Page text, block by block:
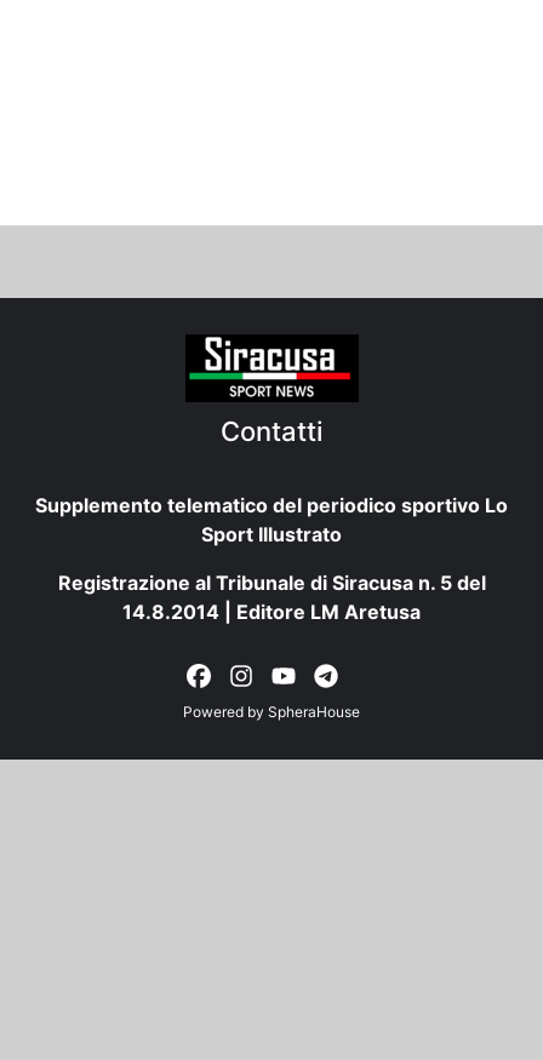
Contatti
Supplemento telematico del periodico sportivo Lo
Sport Illustrato
Registrazione al Tribunale di Siracusa n. 5 del
14.8.2014 | Editore LM Aretusa
Powered by SpheraHouse